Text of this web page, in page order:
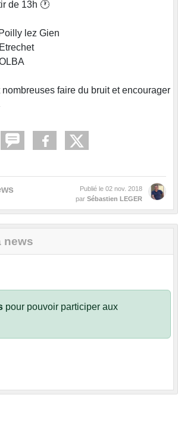
de 13h 🕐
lez Gien
faire du bruit et encourager
Publié le 02 nov. 2018
par Sébastien LEGER
news
pour pouvoir participer aux